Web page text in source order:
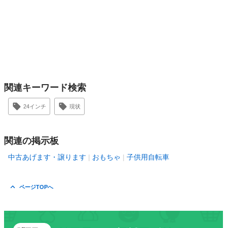
関連キーワード検索
24インチ 現状
関連の掲示板
中古あげます・譲ります おもちゃ 子供用自転車
ページTOPへ